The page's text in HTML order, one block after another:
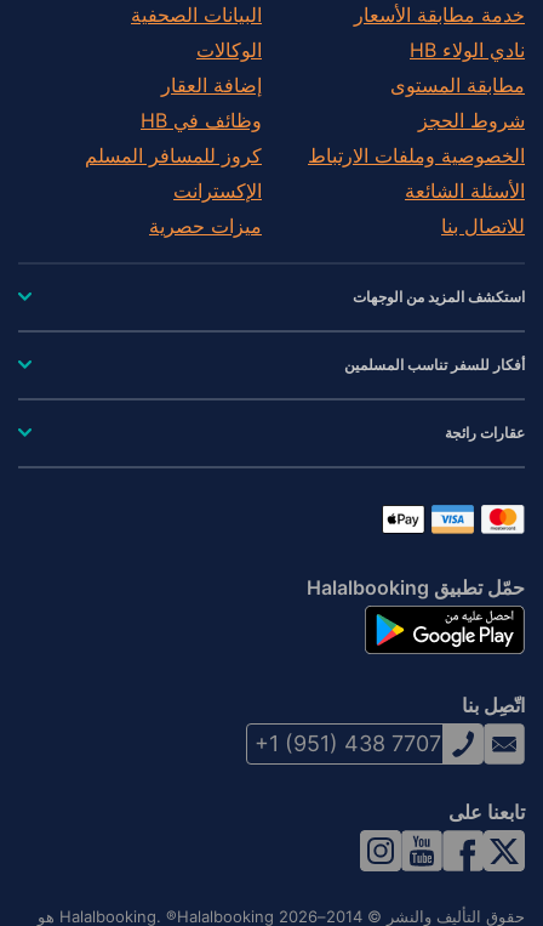
خدمة مطابقة الأسعار
نادي الولاء HB
مطابقة المستوى
شروط الحجز
الخصوصية وملفات الارتباط
الأسئلة الشائعة
للاتصال بنا
البيانات الصحفية
الوكالات
إضافة العقار
وظائف في HB
كروز للمسافر المسلم
الإكسترانت
ميزات حصرية
استكشف المزيد من الوجهات
أفكار للسفر تناسب المسلمين
عقارات رائجة
حمّل تطبيق Halalbooking
اتّصِل بنا
+1 (951) 438 7707
تابعنا على
حقوق التأليف والنشر © 2014–2026 Halalbooking. ®Halalbooking هو